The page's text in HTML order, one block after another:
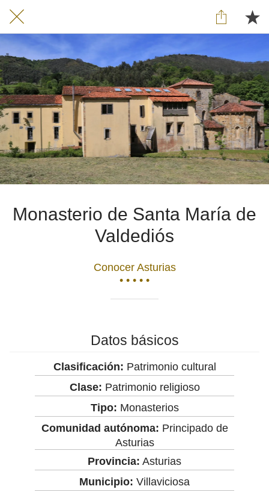
Monasterio de Santa María de
Valdediós
Conocer Asturias
• • • • •
Datos básicos
Clasificación: Patrimonio cultural
Clase: Patrimonio religioso
Tipo: Monasterios
Comunidad autónoma: Principado de
Asturias
Provincia: Asturias
Municipio: Villaviciosa